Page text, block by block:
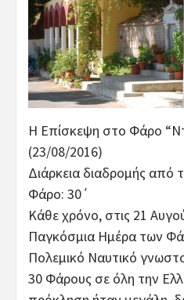
H Επίσκεψη στο Φάρο
(23/08/2016)
Διάρκεια διαδρομής από
Φάρο: 30΄
Κάθε χρόνο, στις 21
Παγκόσμια Ημέρα των
Πολεμικό Ναυτικό
30 Φάρους σε όλη την